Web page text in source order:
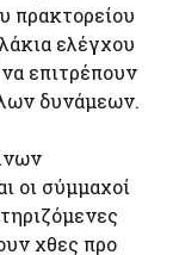
πρακτορείου
ελέγχου
επιτρέπουν
δυνάμεων.
οι σύμμαχοί
χθες προ